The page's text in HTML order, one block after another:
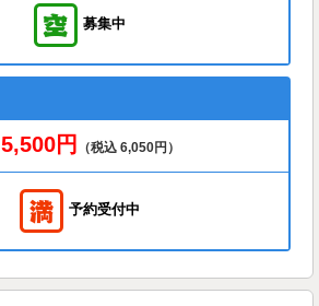
募集中
5,500円 （税込 6,050円）
予約受付中